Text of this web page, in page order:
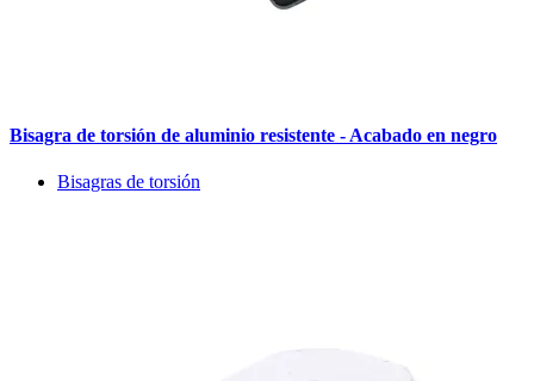
Bisagra de torsión de aluminio resistente - Acabado en negro
Bisagras de torsión